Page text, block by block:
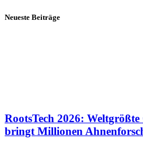
Neueste Beiträge
RootsTech 2026:
bringt Millionen